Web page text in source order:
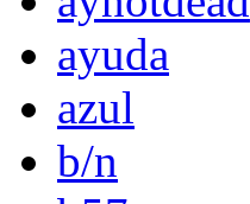
ayuda
azul
b/n